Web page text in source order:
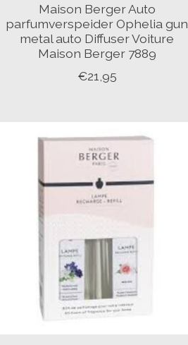
Maison Berger Auto
parfumverspeider Ophelia gun
metal auto Diffuser Voiture
Maison Berger 7889
€21,95